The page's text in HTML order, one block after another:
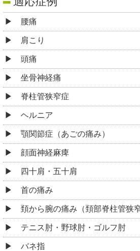
腰痛
肩こり
頭痛
坐骨神経痛
脊柱管狭窄症
ヘルニア
顎関節症（あごの痛み）
顔面神経麻痺
四十肩・五十肩
首の痛み
頚から腕の痛み（頚部脊柱管狭
テニス肘・野球肘・ゴルフ肘
バネ指